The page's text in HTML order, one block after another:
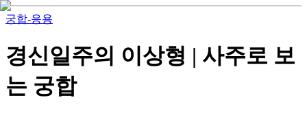
궁합-응용
경신일주의 이상형 | 사주로 보
는 궁합